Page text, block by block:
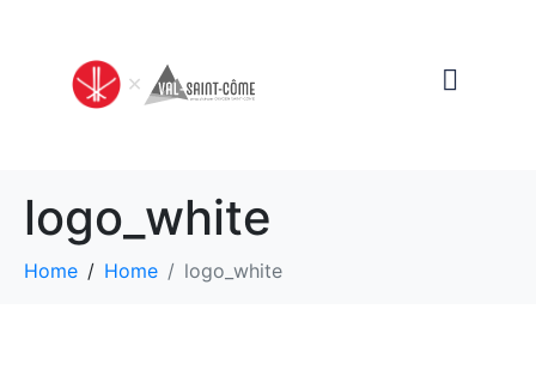
logo_white
Home Home logo_white